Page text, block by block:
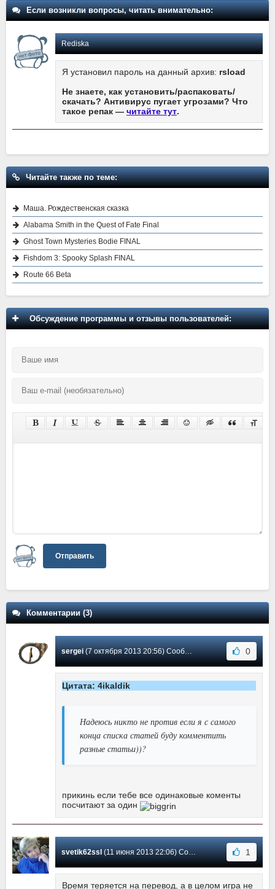
Если возникли вопросы, читать внимательно:
Rediska
Я установил пароль на данный архив: rsload
Не знаете, как установить/распаковать/
скачать? Антивирус пугает угрозами? Что
такое репак — читайте тут.
Читайте также по теме:
Маша. Рождественская сказка
Alabama Smith in the Quest of Fate Final
Ghost Town Mysteries Bodie FINAL
Fishdom 3: Spooky Splash FINAL
Route 66 Beta
Обсуждение программы и отзывы пользователей:
Отправить
Комментарии (3)
sergei(7 октября 2013 20:56) Сообщение #3 0
Цитата: 4ikaldik
Надеюсь никто не против если я с самого
конца списка статей буду комментить
разные статьи))?
прикинь если тебе все одинаковые коменты
посчитают за один
svetik62ssl(11 июня 2013 22:06) Сообщение #2 1
Время теряется на перевод, а в целом игра не